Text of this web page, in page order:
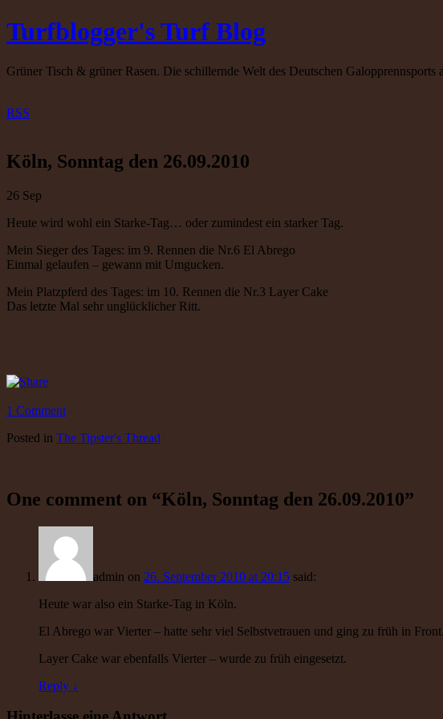
Turfblogger's Turf Blog
Grüner Tisch & grüner Rasen. Die schillernde Welt des Deutschen
RSS
Köln, Sonntag den 26.09.2010
26 Sep
Heute wird wohl ein Starke-Tag… oder zumindest ein starker Tag.
Mein Sieger des Tages: im 9. Rennen die Nr.6 El Abrego
Einmal gelaufen – gewann mit Umgucken.
Mein Platzpferd des Tages: im 10. Rennen die Nr.3 Layer Cake
Das letzte Mal sehr unglücklicher Ritt.
1 Comment
Posted in The Tipster's Thread
One comment on “Köln, Sonntag den 26.09.2010”
admin on 26. September 2010 at 20:15 said:
Heute war also ein Starke-Tag in Köln.
El Abrego war Vierter – hatte sehr viel Selbstvetrauen und ging zu früh in
Layer Cake war ebenfalls Vierter – wurde zu früh eingesetzt.
Reply ↓